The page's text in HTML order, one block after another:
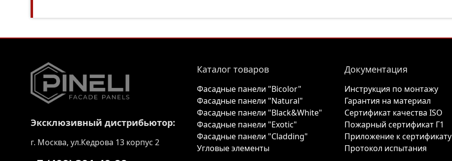
Эксклюзивный дистрибьютор:
г. Москва, ул.Кедрова 13 корпус 2
Каталог товаров
Фасадные панели "Bicolor"
Фасадные панели "Natural"
Фасадные панели "Black&White"
Фасадные панели "Exotic"
Фасадные панели "Cladding"
Угловые элементы
Документация
Инструкция по монтажу
Гарантия на материал
Сертификат качества ISO
Пожарный сертификат Г1
Приложение к сертификату
Протокол испытания